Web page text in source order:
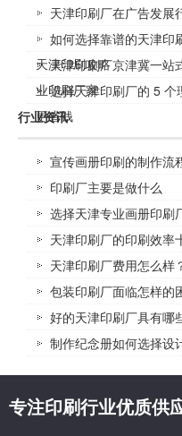
天津印刷厂在广告发展
如何选择靠谱的天津印
天津印刷攻略
天津印刷厂京津冀一站
业印刷厂家
选择天津印刷厂的 5
更省钱
行业资讯
宣传画册印刷的制作流
印刷厂主要是做什么
选择天津专业画册印刷
天津印刷厂的印刷效率
天津印刷厂费用怎么样
包装印刷厂面临怎样的
好的天津印刷厂具有哪
制作纪念册如何选择设
专注印刷行业优质供